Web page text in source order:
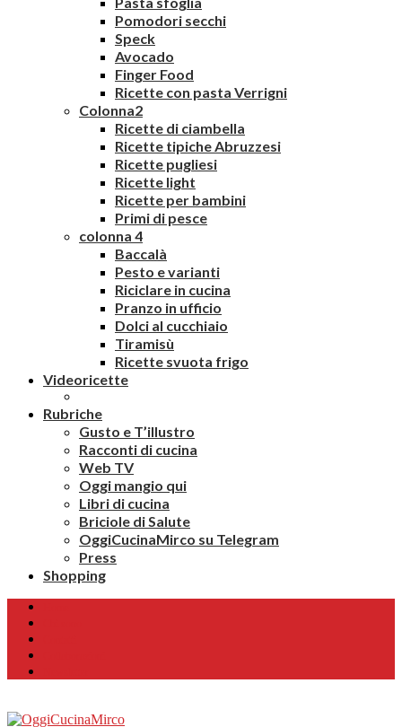
Pomodori secchi
Speck
Avocado
Finger Food
Ricette con pasta Verrigni
Colonna2
Ricette di ciambella
Ricette tipiche Abruzzesi
Ricette pugliesi
Ricette light
Ricette per bambini
Primi di pesce
colonna 4
Baccalà
Pesto e varianti
Riciclare in cucina
Pranzo in ufficio
Dolci al cucchiaio
Tiramisù
Ricette svuota frigo
Videoricette
Rubriche
Gusto e T’illustro
Racconti di cucina
Web TV
Oggi mangio qui
Libri di cucina
Briciole di Salute
OggiCucinaMirco su Telegram
Press
Shopping